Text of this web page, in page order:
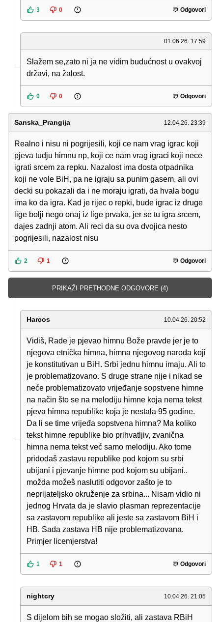
3 0 Odgovori
01.06.26. 17:59
Slažem se,zato ni ja ne vidim budućnost u ovakvoj
državi, na žalost.
0 0 Odgovori
Sanska_Prangija 12.04.26. 23:39
Realno i nisu ni pogrijesili, koji ce nam vrag igrac koji
pjeva tudju himnu np, koji ce nam vrag igraci koji nece
igrati srcem za repku. Nazalost ima dosta otpadnika
koji ne vole BiH, pa ne igraju sa punim gasem, ali ovi
decki su pokazali da i ne moraju igrati, da hvala bogu
ima ko da igra. Kad je rijec o repki, bude igrac iz druge
lige bolji nego onaj iz lige prvaka, jer se tu igra srcem,
dajes zadnji atom. Ali reci da su ova dvojica nesto
pogrijesili, nazalost nisu
2 1 Odgovori
PRIKAŽI PRETHODNE ODGOVORE (4)
Harcos 10.04.26. 20:52
Vidiš, Rade je pjevao himnu Bože pravde jer je to
njegova etnička himna, himna njegovog naroda koji
je konstitutivan u BiH. Srbi jednu himnu imaju. Ali to
je problematizovano. S druge strane nije i nikad se
neće problematizovato vrijeđanje sopstvene himne
na način što se na melodiju himne koja nema tekst
pjeva himna republike koja je nestala 95 godine.
Da li se time vrijeđa sopstvena himna? Ma koliko
tekst himne republike bio prihvatljiv, zvanična
himna nema tekst već samo melodiju. Ako tome
pridodaš zastavu republike pod kojom su srbi
ubijani i pjevanje himne pod kojom su ubijani..
možda možeš naslutiti odgovor zašto je to
neprijateljsko okruženje za srbina... Nisam vidio ni
jednog Hrvata da je slavio plasman reprezentacije
sa zastavom republike ali jeste sa zastavom BiH i
HB. Sada zastava HB nije problematizovana.
Primjer licemjerstva!
1 1 Odgovori
nightcry 10.04.26. 21:05
S dijelom bih se mogao složiti, ali zastava RBiH